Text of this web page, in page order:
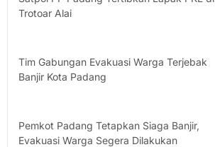
Trotoar Alai
Tim Gabungan Evakuasi Warga Terjebak
Banjir Kota Padang
Pemkot Padang Tetapkan Siaga Banjir,
Evakuasi Warga Segera Dilakukan